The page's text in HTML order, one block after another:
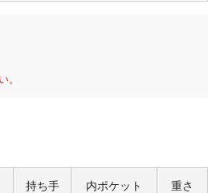
。
持ち手 内ポケット 重さ